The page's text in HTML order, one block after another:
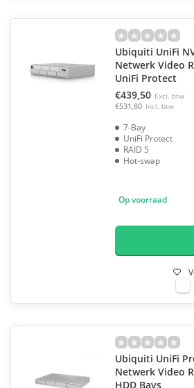
Ubiquiti UniFi
Netwerk Video
UniFi Protect
€439,50 Excl. btw
€531,80 Incl. btw
7-Bay
UniFi Protect
RAID 5
Hot-swap
Op voorraad
Ubiquiti UniFi
Netwerk Video
HDD Bays